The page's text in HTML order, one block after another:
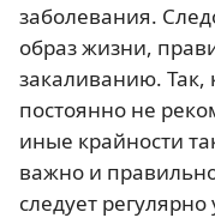
заболевания.
образ жизни,
закаливанию.
постоянно не
иные крайности
важно и
следует